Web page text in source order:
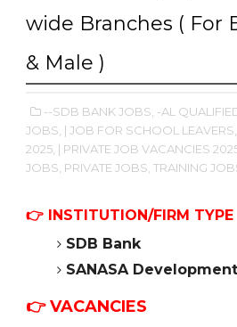
wide Branches ( For
& Male )
--SDB BANK JOBS, -AL
JOBS, | JOB FOR SCHOOL LEAVERS,
2025, | PRIVATE JOB VACANCIES
JOBS, PRIVATE JOBS, TRAINING
👉 INSTITUTION/FIRM TYPE
SDB Bank
SANASA
👉 VACANCIES